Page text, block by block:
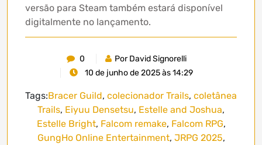
versão para Steam também estará disponível
digitalmente no lançamento.
0
Por David Signorelli
10 de junho de 2025 às 14:29
Tags:Bracer Guild, colecionador Trails, coletânea
Trails, Eiyuu Densetsu, Estelle and Joshua,
Estelle Bright, Falcom remake, Falcom RPG,
GungHo Online Entertainment, JRPG 2025,